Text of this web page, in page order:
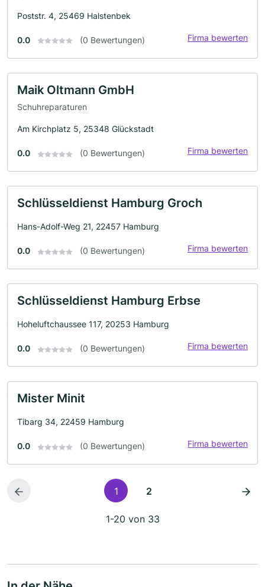
Poststr. 4, 25469 Halstenbek
0.0 (0 Bewertungen) Firma bewerten
Maik Oltmann GmbH
Schuhreparaturen
Am Kirchplatz 5, 25348 Glückstadt
0.0 (0 Bewertungen) Firma bewerten
Schlüsseldienst Hamburg Groch
Hans-Adolf-Weg 21, 22457 Hamburg
0.0 (0 Bewertungen) Firma bewerten
Schlüsseldienst Hamburg Erbse
Hoheluftchaussee 117, 20253 Hamburg
0.0 (0 Bewertungen) Firma bewerten
Mister Minit
Tibarg 34, 22459 Hamburg
0.0 (0 Bewertungen) Firma bewerten
1 2
1-20 von 33